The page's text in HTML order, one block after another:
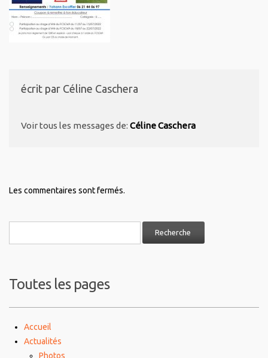
écrit par Céline Caschera
Voir tous les messages de: Céline Caschera
Les commentaires sont fermés.
Toutes les pages
Accueil
Actualités
Photos